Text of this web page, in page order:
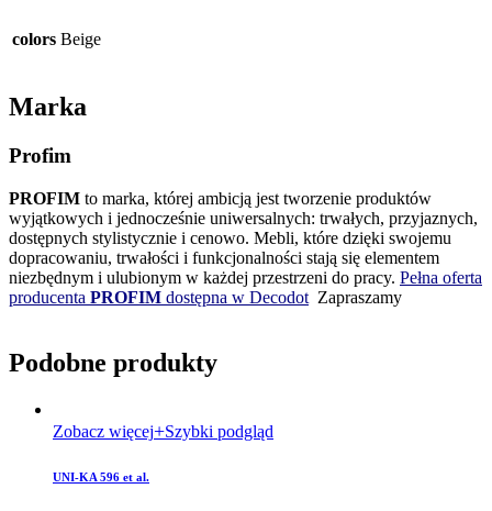
colors Beige
Marka
Profim
PROFIM to marka, której ambicją jest tworzenie produktów
wyjątkowych i jednocześnie uniwersalnych: trwałych, przyjaznych,
dostępnych stylistycznie i cenowo. Mebli, które dzięki swojemu
dopracowaniu, trwałości i funkcjonalności stają się elementem
niezbędnym i ulubionym w każdej przestrzeni do pracy. Pełna oferta
producenta PROFIM dostępna w Decodot Zapraszamy
Podobne produkty
Zobacz więcej Szybki podgląd
UNI-KA 596 et al.